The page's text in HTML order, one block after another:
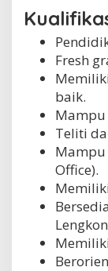
Fresh
baik.
Teliti
Mampu
Office).